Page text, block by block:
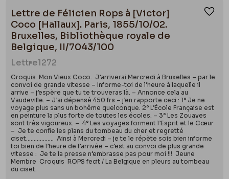
Lettre de Félicien Rops à [Victor]
Coco [Hallaux]. Paris, 1855/10/02.
Bruxelles, Bibliothèque royale de
Belgique, II/7043/100
Lettre1272
Croquis Mon Vieux Coco. J’arriverai Mercredi à Bruxelles – par le
convoi de grande vitesse – Informe-toi de l’heure à laquelle il
arrive – j’espère que tu te trouveras là. – Annonce cela au
Vaudeville. – J’ai dépensé 450 frs – j’en rapporte ceci : 1° Je ne
voyage plus sans un bohême quelconque. 2° L’École Française est
en peinture la plus forte de toutes les écoles. – 3° Les Zouaves
sont très vigoureux. – 4° Les voyages forment l’Esprit et le Cœur
– Je te confie les plans du tombeau du cher et regretté
ciset……………... Ainsi à Mercredi – je te le répète sois bien informe
toi bien de l’heure de l’arrivée – c’est au convoi de plus grande
vitesse : Je te la presse n’embrasse pas pour moi !!! Jeune
Membre Croquis ROPS fecit / La Belgique en pleurs au tombeau
du ciset.